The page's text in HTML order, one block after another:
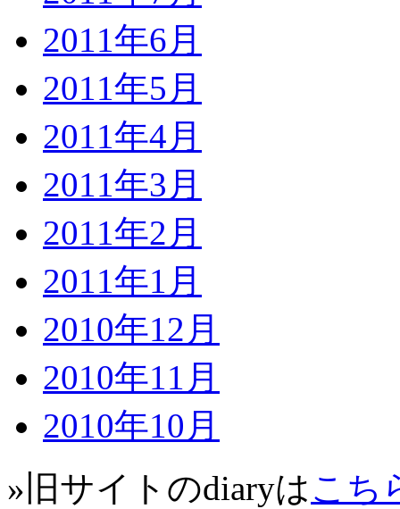
2011年6月
2011年5月
2011年4月
2011年3月
2011年2月
2011年1月
2010年12月
2010年11月
2010年10月
»旧サイトのdiaryはこち